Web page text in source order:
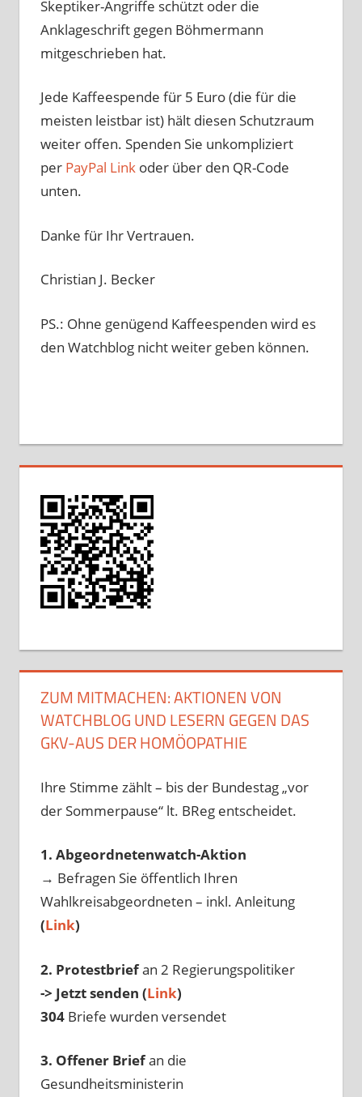
Skeptiker-Angriffe schützt oder die
Anklageschrift gegen Böhmermann
mitgeschrieben hat.
Jede Kaffeespende für 5 Euro (die für die
meisten leistbar ist) hält diesen Schutzraum
weiter offen. Spenden Sie unkompliziert
per PayPal Linkoder über den QR-Code
unten.
Danke für Ihr Vertrauen.
Christian J. Becker
PS.: Ohne genügend Kaffeespenden wird es
den Watchblog nicht weiter geben können.
ZUM MITMACHEN: AKTIONEN VON
WATCHBLOG UND LESERN GEGEN DAS
GKV-AUS DER HOMÖOPATHIE
Ihre Stimme zählt – bis der Bundestag „vor
der Sommerpause“ lt. BReg entscheidet.
1. Abgeordnetenwatch-Aktion
→ Befragen Sie öffentlich Ihren
Wahlkreisabgeordneten – inkl. Anleitung
(Link)
2. Protestbriefan 2 Regierungspolitiker
-> Jetzt senden (Link)
304Briefe wurden versendet
3. Offener Briefan die
Gesundheitsministerin